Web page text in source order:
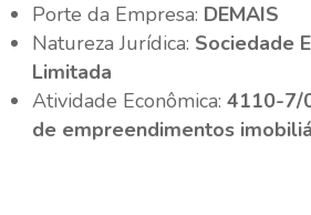
Porte da Empresa: DEMAIS
Natureza Jurídica: Sociedade
Limitada
Atividade Econômica:4110-7/
de empreendimentos